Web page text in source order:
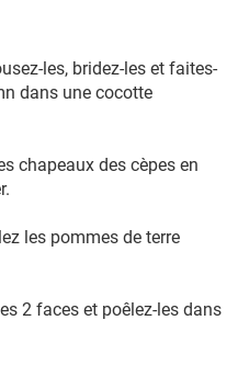
les, bridez-les et faites-
dans une cocotte
chapeaux des cèpes en
les pommes de terre
2 faces et poêlez-les dans